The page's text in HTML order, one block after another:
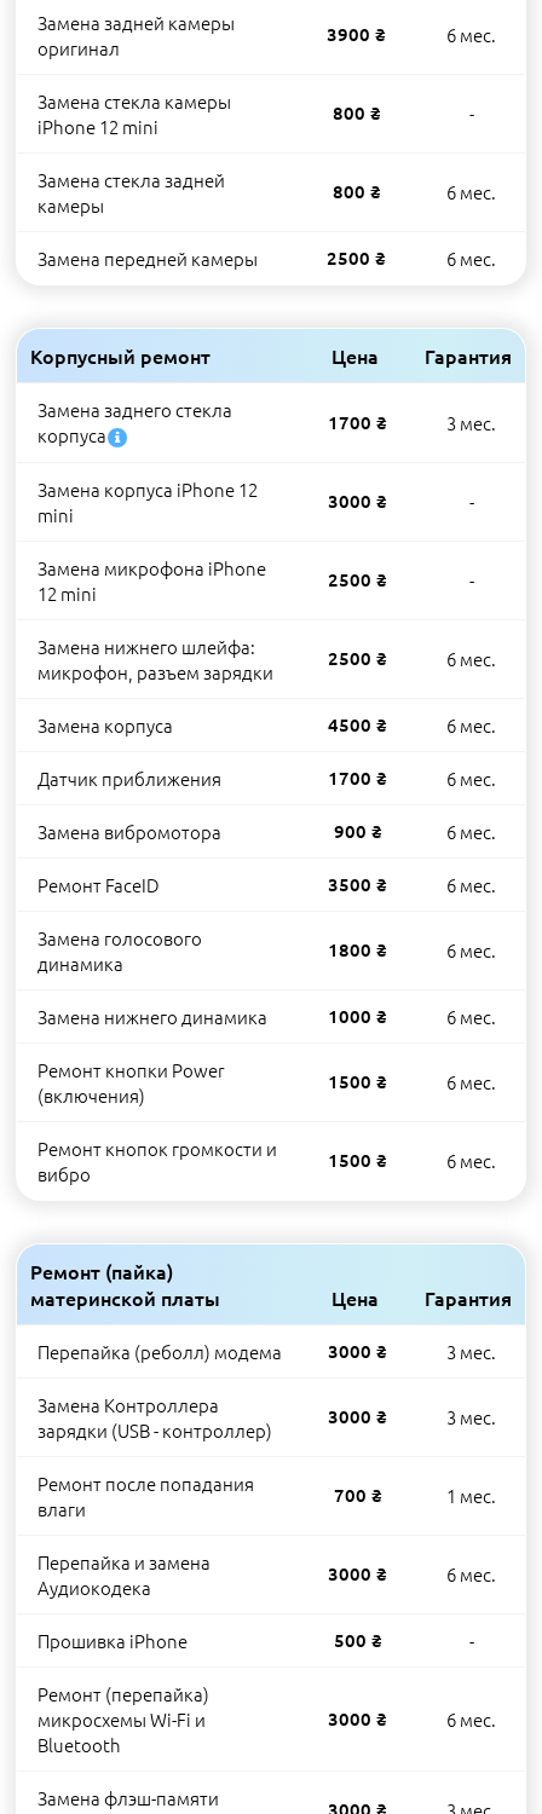
Замена задней камеры
оригинал
3900 ₴ 6 мес.
Замена стекла камеры
iPhone 12 mini
800 ₴ -
Замена стекла задней
камеры
800 ₴ 6 мес.
Замена передней камеры 2500 ₴ 6 мес.
Корпусный ремонт Цена Гарантия
Замена заднего стекла
корпуса
1700 ₴ 3 мес.
Замена корпуса iPhone 12
mini
3000 ₴ -
Замена микрофона iPhone
12 mini
2500 ₴ -
Замена нижнего шлейфа:
микрофон, разъем зарядки
2500 ₴ 6 мес.
Замена корпуса 4500 ₴ 6 мес.
Датчик приближения 1700 ₴ 6 мес.
Замена вибромотора 900 ₴ 6 мес.
Ремонт FaceID 3500 ₴ 6 мес.
Замена голосового
динамика
1800 ₴ 6 мес.
Замена нижнего динамика 1000 ₴ 6 мес.
Ремонт кнопки Power
(включения)
1500 ₴ 6 мес.
Ремонт кнопок громкости и
вибро
1500 ₴ 6 мес.
Ремонт (пайка)
материнской платы
Цена Гарантия
Перепайка (реболл) модема 3000 ₴ 3 мес.
Замена Контроллера
зарядки (USB - контроллер)
3000 ₴ 3 мес.
Ремонт после попадания
влаги
700 ₴ 1 мес.
Перепайка и замена
Аудиокодека
3000 ₴ 6 мес.
Прошивка iPhone 500 ₴ -
Ремонт (перепайка)
микросхемы Wi-Fi и
Bluetooth
3000 ₴ 6 мес.
Замена флэш-памяти
3000 ₴